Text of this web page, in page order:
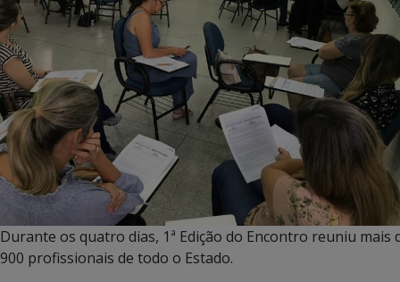
Durante os quatro dias, 1ª Edição do Encontro reuniu mais
900 profissionais de todo o Estado.